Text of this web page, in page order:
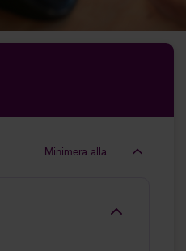
Minimera alla